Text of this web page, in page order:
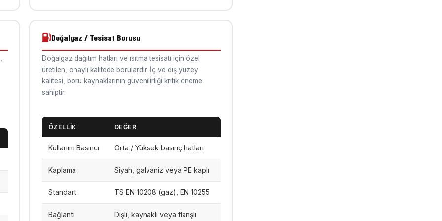
Doğalgaz / Tesisat Borusu
Doğalgaz dağıtım hatları ve ısıtma tesisatı için özel
üretilen, onaylı kalitede borulardır. İç ve dış yüzey
kalitesi, boru kaynaklarının güvenilirliği kritik öneme
sahiptir.
ÖZELLIK DEĞER
Kullanım Basıncı Orta / Yüksek basınç hatları
Kaplama Siyah, galvaniz veya PE kaplı
Standart TS EN 10208 (gaz), EN 10255
Bağlantı Dişli, kaynaklı veya flanşlı